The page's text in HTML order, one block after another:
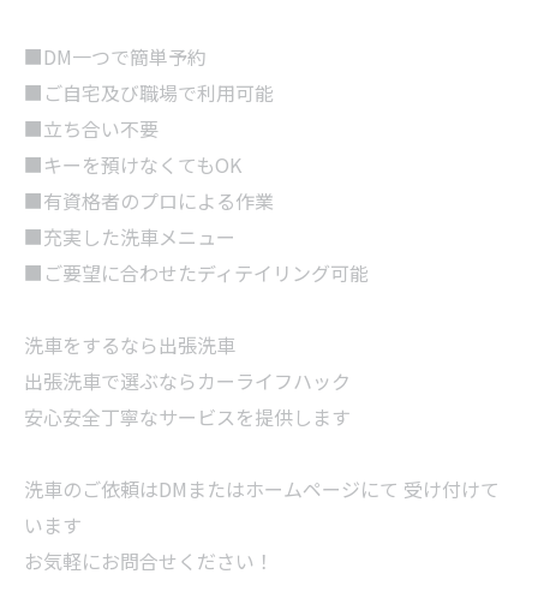
■DM一つで簡単予約
■ご自宅及び職場で利用可能
■立ち合い不要
■キーを預けなくてもOK
■有資格者のプロによる作業
■充実した洗車メニュー
■ご要望に合わせたディテイリング可能
洗車をするなら出張洗車
出張洗車で選ぶならカーライフハック
安心安全丁寧なサービスを提供します
洗車のご依頼はDMまたはホームページにて 受け付けて
います
お気軽にお問合せください！